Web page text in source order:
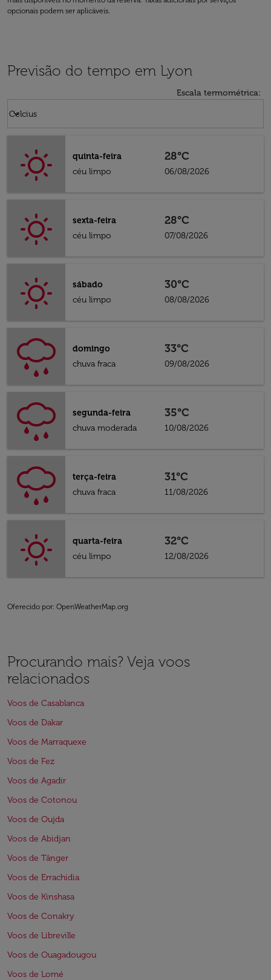
opcionais podem ser aplicáveis.
Previsão do tempo em Lyon
Escala termométrica:
Celcius
keyboard_arrow_down
quinta-feira
céu limpo
28°C
06/08/2026
sexta-feira
céu limpo
28°C
07/08/2026
sábado
céu limpo
30°C
08/08/2026
domingo
chuva fraca
33°C
09/08/2026
segunda-feira
chuva moderada
35°C
10/08/2026
terça-feira
chuva fraca
31°C
11/08/2026
quarta-feira
céu limpo
32°C
12/08/2026
Oferecido por: OpenWeatherMap.org
Procurando mais? Veja voos
relacionados
Voos de Casablanca
Voos de Dakar
Voos de Marraquexe
Voos de Fez
Voos de Agadir
Voos de Cotonou
Voos de Oujda
Voos de Abidjan
Voos de Tânger
Voos de Errachidia
Voos de Kinshasa
Voos de Conakry
Voos de Libreville
Voos de Ouagadougou
Voos de Lomé